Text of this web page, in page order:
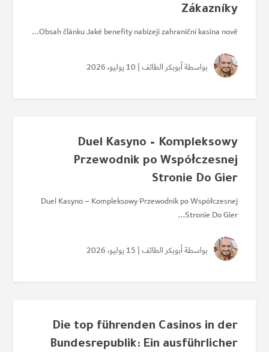
Zákazníky
Obsah článku Jaké benefity nabízejí zahraniční kasina nově...
بواسطةأبوبكر الطائف| 10 يوليو، 2026
Duel Kasyno – Kompleksowy
Przewodnik po Współczesnej
Stronie Do Gier
Duel Kasyno – Kompleksowy Przewodnik po Współczesnej
Stronie Do Gier...
بواسطةأبوبكر الطائف| 15 يوليو، 2026
Die top führenden Casinos in der
Bundesrepublik: Ein ausführlicher